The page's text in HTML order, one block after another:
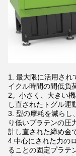
1. 最大限に活用され
イクル時間の間低負
2。小さく、大きい
し直されたトグル運
3. 型の摩耗を減らし
り低いプラテンの圧
計し直された締め金
4.中心にされた力の
ることの固定プラテ